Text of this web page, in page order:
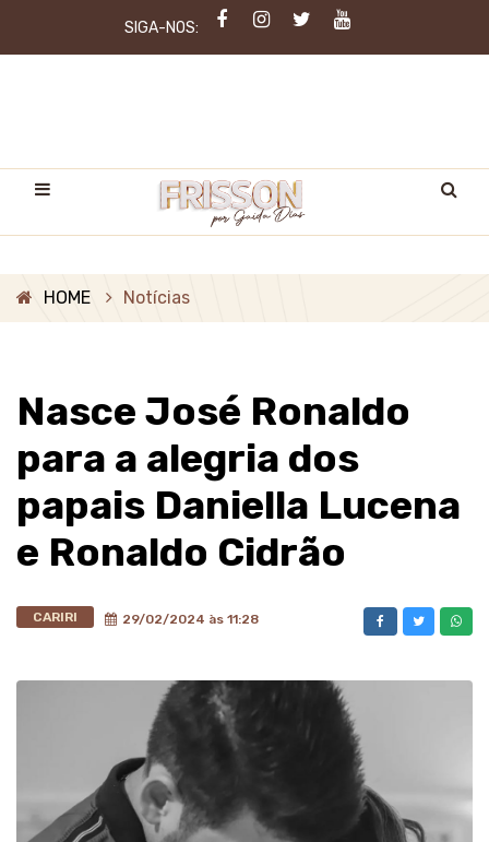
SIGA-NOS:
HOME Notícias
Nasce José Ronaldo
para a alegria dos
papais Daniella Lucena
e Ronaldo Cidrão
CARIRI 29/02/2024 às 11:28